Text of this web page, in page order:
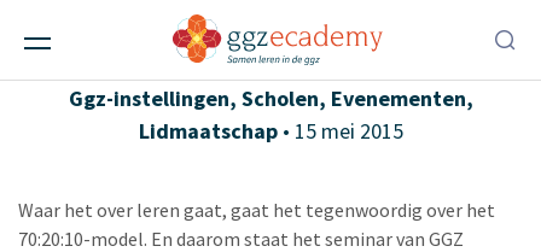
GGZ Ecademy organiseert seminar over
70:20:10
Ggz-instellingen, Scholen, Evenementen,
Lidmaatschap • 15 mei 2015
Waar het over leren gaat, gaat het tegenwoordig over het
70:20:10-model. En daarom staat het seminar van GGZ